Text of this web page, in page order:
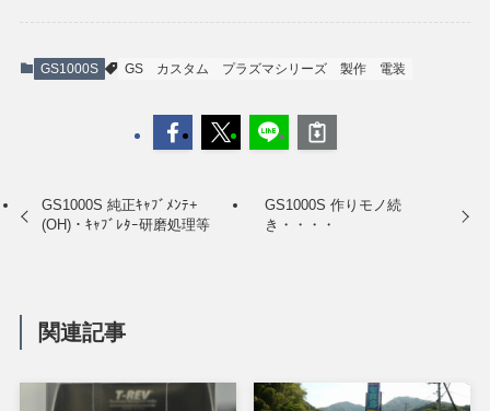
GS1000S GS カスタム プラズマシリーズ 製作 電装
GS1000S 純正ｷｬﾌﾞﾒﾝﾃ+
(OH)・ｷｬﾌﾞﾚﾀｰ研磨処理等
GS1000S 作りモノ続
き・・・・
関連記事